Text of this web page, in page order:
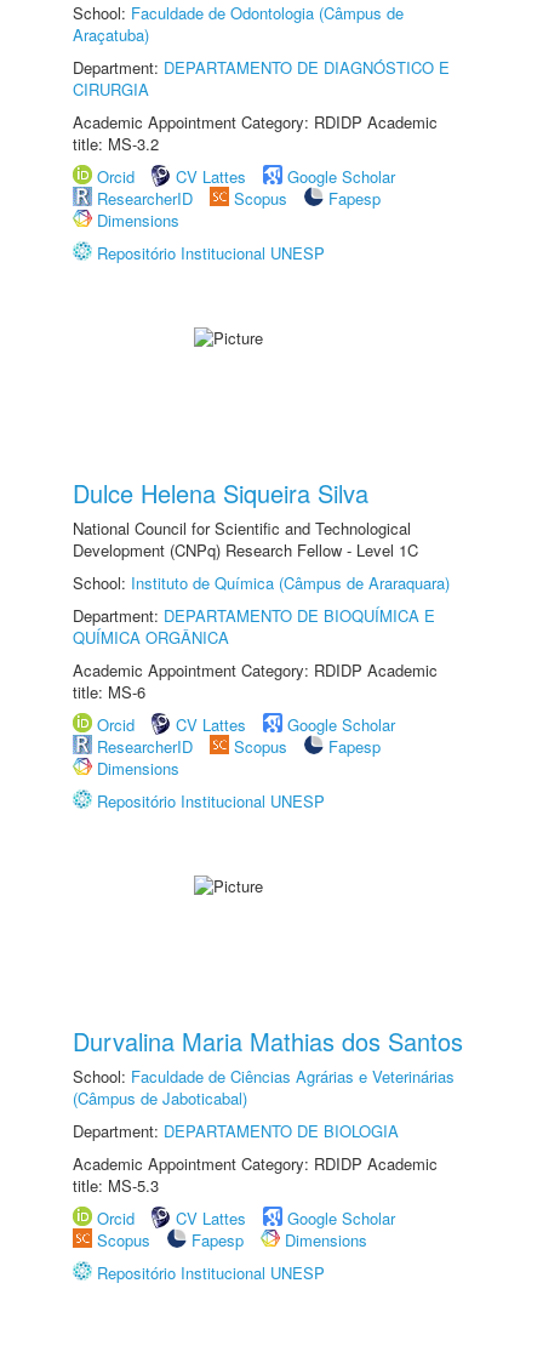
School: Faculdade de Odontologia (Câmpus de
Araçatuba)
Department: DEPARTAMENTO DE DIAGNÓSTICO E
CIRURGIA
Academic Appointment Category: RDIDP Academic
title: MS-3.2
Orcid
CV Lattes
Google Scholar
ResearcherID
Scopus
Fapesp
Dimensions
Repositório Institucional UNESP
Dulce Helena Siqueira Silva
National Council for Scientific and Technological
Development (CNPq) Research Fellow - Level 1C
School: Instituto de Química (Câmpus de Araraquara)
Department: DEPARTAMENTO DE BIOQUÍMICA E
QUÍMICA ORGÂNICA
Academic Appointment Category: RDIDP Academic
title: MS-6
Orcid
CV Lattes
Google Scholar
ResearcherID
Scopus
Fapesp
Dimensions
Repositório Institucional UNESP
Durvalina Maria Mathias dos Santos
School: Faculdade de Ciências Agrárias e Veterinárias
(Câmpus de Jaboticabal)
Department: DEPARTAMENTO DE BIOLOGIA
Academic Appointment Category: RDIDP Academic
title: MS-5.3
Orcid
CV Lattes
Google Scholar
Scopus
Fapesp
Dimensions
Repositório Institucional UNESP